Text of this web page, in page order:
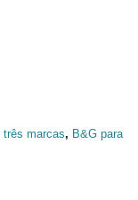
marcas, B&G para